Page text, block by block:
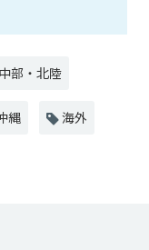
中部・北陸
縄 海外